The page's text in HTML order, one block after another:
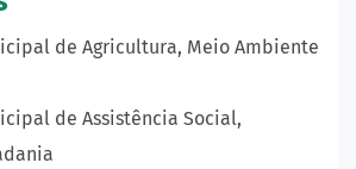
de Agricultura, Meio Ambiente
de Assistência Social,